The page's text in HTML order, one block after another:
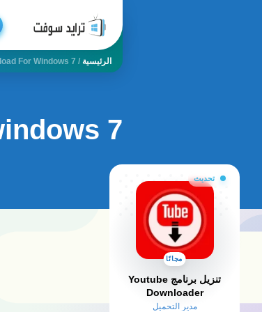
الرئيسية /
For Windows 7
7
تحديث
مجانًا
تنزيل برنامج Youtube
Downloader
مدير التحميل